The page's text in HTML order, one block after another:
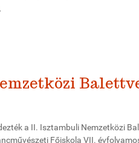
a II. Isztambuli Nemzetközi
Főiskola VII.